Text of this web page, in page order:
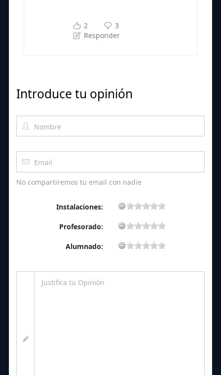
2
3
Responder
Introduce tu opinión
No compartiremos tu email con nadie
Instalaciones:
Profesorado:
Alumnado: